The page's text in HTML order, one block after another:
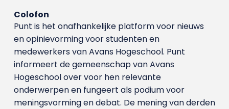
Colofon
Punt is het onafhankelijke platform voor nieuws
en opinievorming voor studenten en
medewerkers van Avans Hoge­school. Punt
informeert de gemeenschap van Avans
Hogeschool over voor hen relevante
onderwerpen en fungeert als podium voor
meningsvorming en debat. De mening van derden